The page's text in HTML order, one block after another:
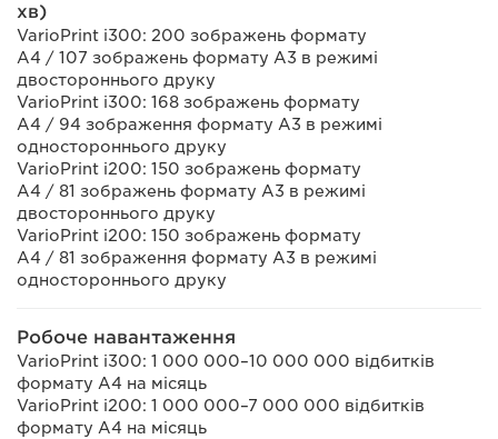
хв)
VarioPrint i300: 200 зображень формату
A4 / 107 зображень формату А3 в режимі
двостороннього друку
VarioPrint i300: 168 зображень формату
A4 / 94 зображення формату А3 в режимі
одностороннього друку
VarioPrint i200: 150 зображень формату
A4 / 81 зображень формату А3 в режимі
двостороннього друку
VarioPrint i200: 150 зображень формату
A4 / 81 зображення формату А3 в режимі
одностороннього друку
Робоче навантаження
VarioPrint i300: 1 000 000–10 000 000 відбитків
формату А4 на місяць
VarioPrint i200: 1 000 000–7 000 000 відбитків
формату А4 на місяць